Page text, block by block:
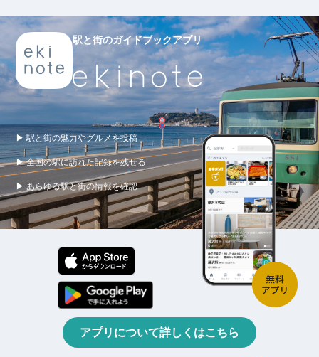
駅と街のガイドブックアプリ
▶ 駅と街の魅力やグルメを投稿
▶ 全国の駅に訪れた記録を残せる
▶ あらゆる駅と街の情報を確認
アプリについて詳しくはこちら